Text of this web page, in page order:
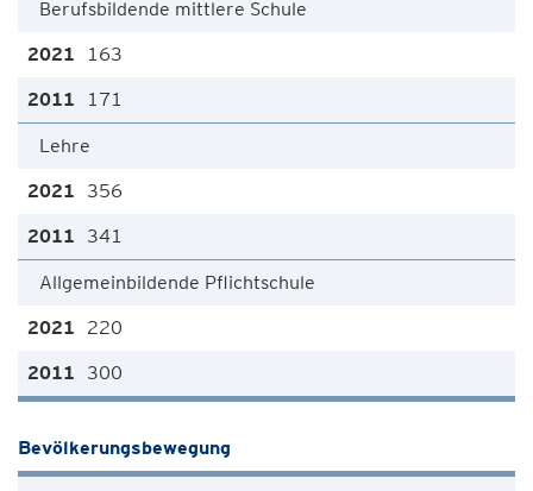
Berufsbildende mittlere Schule
163
171
Lehre
356
341
Allgemeinbildende Pflichtschule
220
300
Bevölkerungsbewegung